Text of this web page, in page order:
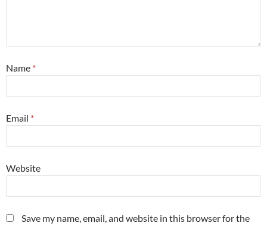
Name *
Email *
Website
Save my name, email, and website in this browser for the